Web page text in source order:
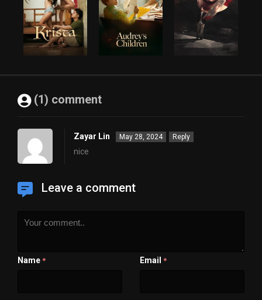
(1) comment
Zayar Lin May 28, 2024 Reply
nice
Leave a comment
Name * Email *